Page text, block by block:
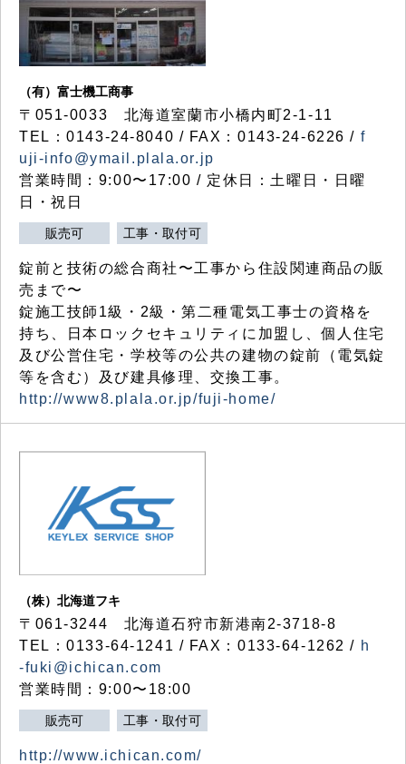
（有）富士機工商事
〒051-0033 北海道室蘭市小橋内町2-1-11
TEL：0143-24-8040 / FAX：0143-24-6226 / f
uji-info@ymail.plala.or.jp
営業時間：9:00〜17:00 / 定休日：土曜日・日曜
日・祝日
販売可 工事・取付可
錠前と技術の総合商社〜工事から住設関連商品の販
売まで〜
錠施工技師1級・2級・第二種電気工事士の資格を
持ち、日本ロックセキュリティに加盟し、個人住宅
及び公営住宅・学校等の公共の建物の錠前（電気錠
等を含む）及び建具修理、交換工事。
http://www8.plala.or.jp/fuji-home/
（株）北海道フキ
〒061-3244 北海道石狩市新港南2-3718-8
TEL：0133-64-1241 / FAX：0133-64-1262 / h
-fuki@ichican.com
営業時間：9:00〜18:00
販売可 工事・取付可
http://www.ichican.com/